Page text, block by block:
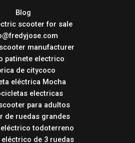
Blog
scooter for sale
manufacturer
patinete electrico
de citycoco
eléctrica Mocha
electricas
para adultos
de ruedas grandes
todoterreno
de 3 ruedas